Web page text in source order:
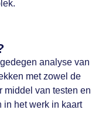
analyse van
met zowel de
middel van testen en
in het werk in kaart